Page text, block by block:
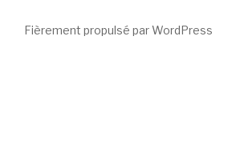
Fièrement propulsé par WordPress